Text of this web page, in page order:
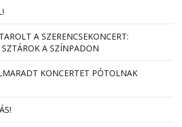
A SZERENCSEKONCERT:
SZTÁROK A SZÍNPADON
KONCERTET PÓTOLNAK